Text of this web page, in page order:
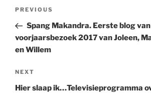
Previous
Post
PREVIOUS
Spang Makandra. Eerste blog
voorjaarsbezoek 2017 van Joleen,
en Willem
Next
Post
NEXT
Hier slaap ik…Televisieprogramma